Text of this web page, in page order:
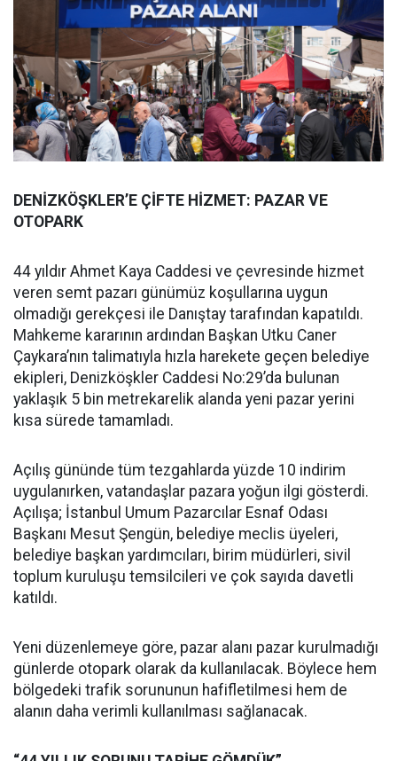
DENİZKÖŞKLER’E ÇİFTE HİZMET: PAZAR VE
OTOPARK
44 yıldır Ahmet Kaya Caddesi ve çevresinde hizmet
veren semt pazarı günümüz koşullarına uygun
olmadığı gerekçesi ile Danıştay tarafından kapatıldı.
Mahkeme kararının ardından Başkan Utku Caner
Çaykara’nın talimatıyla hızla harekete geçen belediye
ekipleri, Denizköşkler Caddesi No:29’da bulunan
yaklaşık 5 bin metrekarelik alanda yeni pazar yerini
kısa sürede tamamladı.
Açılış gününde tüm tezgahlarda yüzde 10 indirim
uygulanırken, vatandaşlar pazara yoğun ilgi gösterdi.
Açılışa; İstanbul Umum Pazarcılar Esnaf Odası
Başkanı Mesut Şengün, belediye meclis üyeleri,
belediye başkan yardımcıları, birim müdürleri, sivil
toplum kuruluşu temsilcileri ve çok sayıda davetli
katıldı.
Yeni düzenlemeye göre, pazar alanı pazar kurulmadığı
günlerde otopark olarak da kullanılacak. Böylece hem
bölgedeki trafik sorununun hafifletilmesi hem de
alanın daha verimli kullanılması sağlanacak.